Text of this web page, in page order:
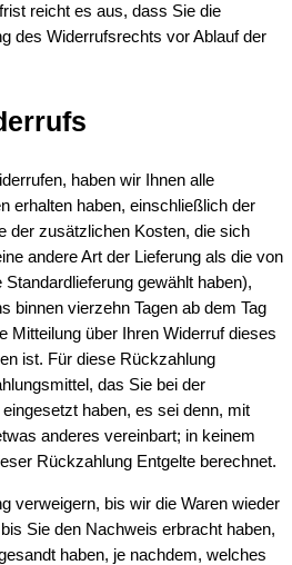
reicht es aus, dass Sie die
des Widerrufsrechts vor Ablauf der
haben wir Ihnen alle
erhalten haben, einschließlich der
der zusätzlichen Kosten, die sich
andere Art der Lieferung als die von
gewählt haben),
binnen vierzehn Tagen ab dem Tag
Mitteilung über Ihren Widerruf dieses
ist. Für diese Rückzahlung
das Sie bei der
haben, es sei denn, mit
anderes vereinbart; in keinem
Rückzahlung Entgelte berechnet.
verweigern, bis wir die Waren wieder
Sie den Nachweis erbracht haben,
haben, je nachdem, welches